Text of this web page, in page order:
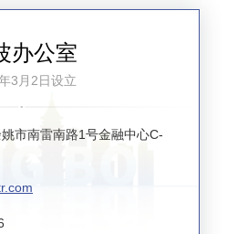
办公室
3月2日设立
市南雷南路1号金融中心C-